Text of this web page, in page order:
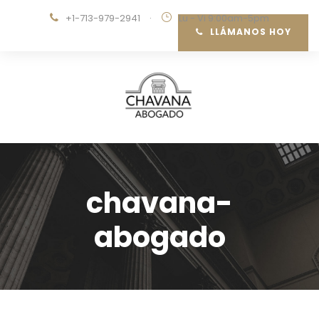
+1-713-979-2941 · Lu - Vi 9:00am-5pm
LLÁMANOS HOY
chavana-
abogado